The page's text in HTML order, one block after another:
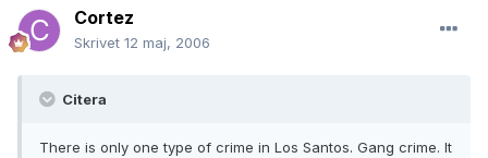
Cortez
Skrivet 12 maj, 2006
Citera
There is only one type of crime in Los Santos. Gang crime. It